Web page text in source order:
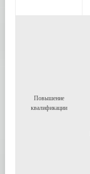
Повышение
квалификации